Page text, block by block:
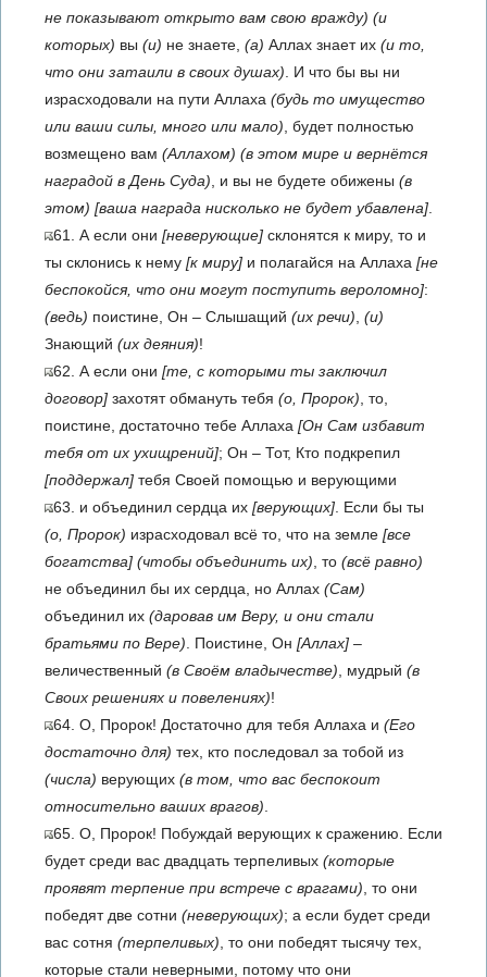
не показывают открыто вам свою вражду) (и
которых) вы (и) не знаете, (а) Аллах знает их (и то,
что они затаили в своих душах) . И что бы вы ни
израсходовали на пути Аллаха (будь то имущество
или ваши силы, много или мало) , будет полностью
возмещено вам (Аллахом) (в этом мире и вернётся
наградой в День Суда) , и вы не будете обижены (в
этом) [ваша награда нисколько не будет убавлена]
61. А если они [неверующие] склонятся к миру, то и
ты склонись к нему [к миру] и полагайся на Аллаха [не
беспокойся, что они могут поступить вероломно]:
(ведь) поистине, Он – Слышащий (их речи) (и)
Знающий (их деяния)!
62. А если они [те, с которыми ты заключил
договор] захотят обмануть тебя (о, Пророк) , то,
поистине, достаточно тебе Аллаха [Он Сам избавит
тебя от их ухищрений]; Он – Тот, Кто подкрепил
[поддержал] тебя Своей помощью и верующими
63. и объединил сердца их [верующих] . Если бы ты
(о, Пророк) израсходовал всё то, что на земле [все
богатства] (чтобы объединить их) , то (всё равно)
не объединил бы их сердца, но Аллах (Сам)
объединил их (даровав им Веру, и они стали
братьями по Вере) . Поистине, Он [Аллах] –
величественный (в Своём владычестве) , мудрый (в
Своих решениях и повелениях)!
64. О, Пророк! Достаточно для тебя Аллаха и (Его
достаточно для) тех, кто последовал за тобой из
(числа) верующих (в том, что вас беспокоит
относительно ваших врагов)
65. О, Пророк! Побуждай верующих к сражению. Если
будет среди вас двадцать терпеливых (которые
проявят терпение при встрече с врагами) , то они
победят две сотни (неверующих); а если будет среди
вас сотня (терпеливых) , то они победят тысячу тех,
которые стали неверными, потому что они